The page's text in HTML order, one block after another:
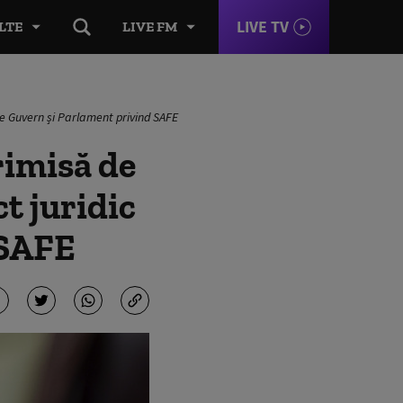
LIVE FM LIVE TV
și Parlament privind SAFE
de
juridic